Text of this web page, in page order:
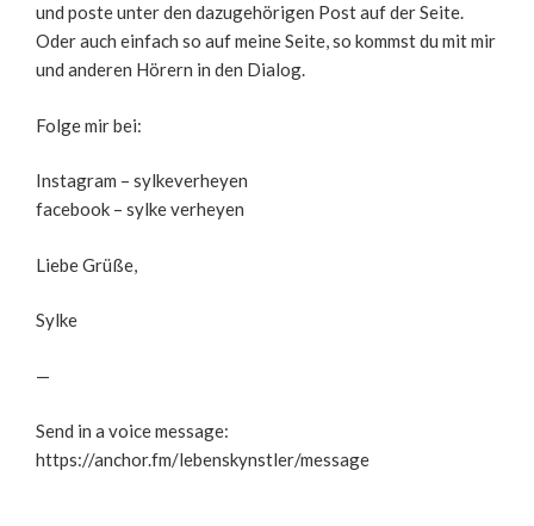
und poste unter den dazugehörigen Post auf der Seite.
Oder auch einfach so auf meine Seite, so kommst du mit mir
und anderen Hörern in den Dialog.
Folge mir bei:
Instagram – sylkeverheyen
facebook – sylke verheyen
Liebe Grüße,
Sylke
—
Send in a voice message:
https://anchor.fm/lebenskynstler/message